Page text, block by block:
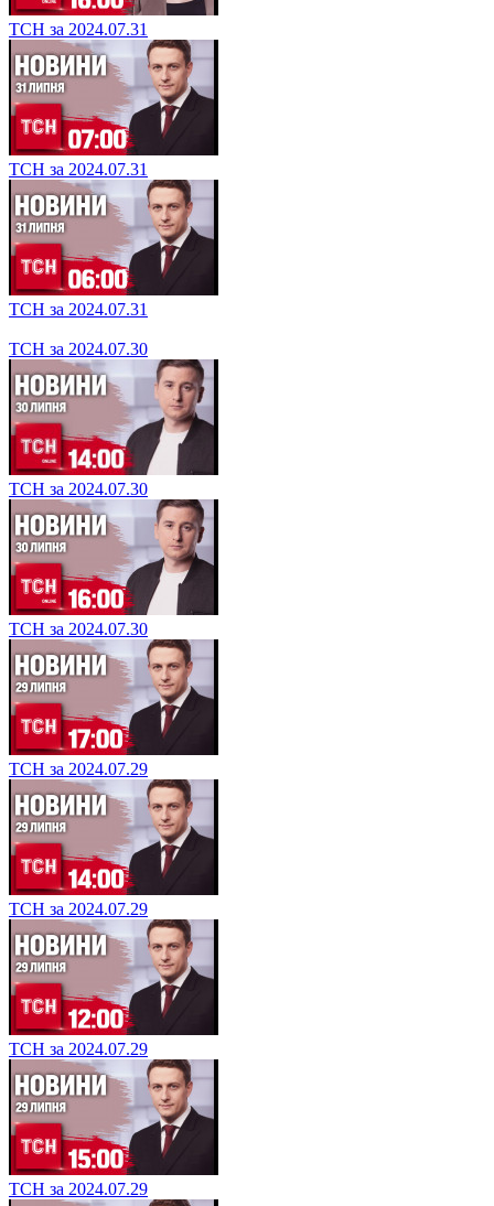
ТСН за 2024.07.31
ТСН за 2024.07.31
ТСН за 2024.07.31
ТСН за 2024.07.30
ТСН за 2024.07.30
ТСН за 2024.07.30
ТСН за 2024.07.29
ТСН за 2024.07.29